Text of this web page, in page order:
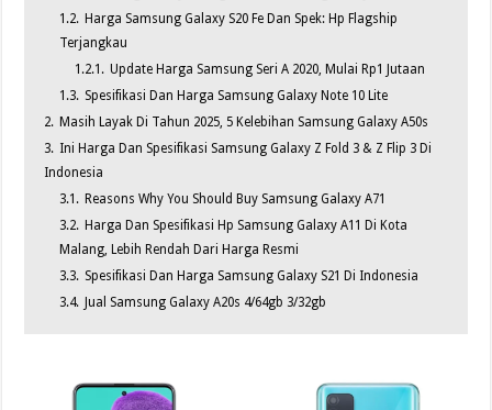
1.2. Harga Samsung Galaxy S20 Fe Dan Spek: Hp Flagship
Terjangkau
1.2.1. Update Harga Samsung Seri A 2020, Mulai Rp1 Jutaan
1.3. Spesifikasi Dan Harga Samsung Galaxy Note 10 Lite
2. Masih Layak Di Tahun 2025, 5 Kelebihan Samsung Galaxy A50s
3. Ini Harga Dan Spesifikasi Samsung Galaxy Z Fold 3 & Z Flip 3 Di
Indonesia
3.1. Reasons Why You Should Buy Samsung Galaxy A71
3.2. Harga Dan Spesifikasi Hp Samsung Galaxy A11 Di Kota
Malang, Lebih Rendah Dari Harga Resmi
3.3. Spesifikasi Dan Harga Samsung Galaxy S21 Di Indonesia
3.4. Jual Samsung Galaxy A20s 4/64gb 3/32gb